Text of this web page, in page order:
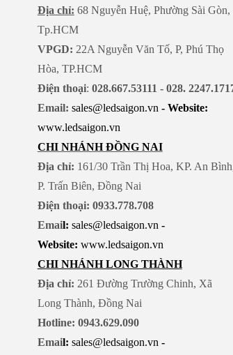
Địa chỉ: 68 Nguyễn Huệ, Phường Sài Gòn,
Tp.HCM
VPGD: 22A Nguyễn Văn Tố, P, Phú Thọ
Hòa, TP.HCM
Điện thoại: 028.667.53111 - 028.
Email: sales@ledsaigon.vn - Website:
www.ledsaigon.vn
CHI NHÁNH ĐỒNG NAI
Địa chỉ: 161/30 Trần Thị Hoa, KP. An
P. Trấn Biên, Đồng Nai
Điện thoại: 0933.778.708
Email: sales@ledsaigon.vn -
Website: www.ledsaigon.vn
CHI NHÁNH LONG THÀNH
Địa chỉ: 261 Đường Trường Chinh, Xã
Long Thành, Đồng Nai
Hotline: 0943.629.090
Email: sales@ledsaigon.vn -